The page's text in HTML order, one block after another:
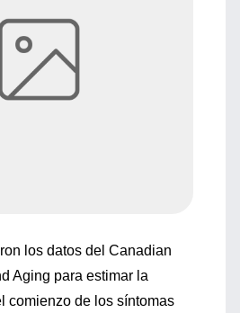
los datos del Canadian
Aging para estimar la
comienzo de los síntomas